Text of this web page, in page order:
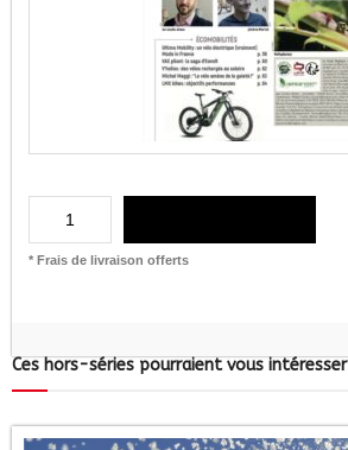
* Frais de livraison offerts
Ces hors-séries pourraient vous intéresser